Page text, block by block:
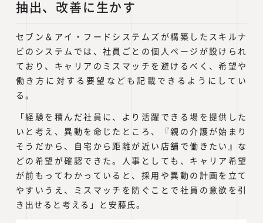
抽出、改善に生かす
セブン＆アイ・フードシステムズが構築したスキルナ
ビのシステムでは、社員ごとの個人ページが設けられ
ており、キャリアのミスマッチを避けるべく、希望や
働き方に対する要望なども記載できるようにしてい
る。
「経験を積んだ社員に、より活躍できる場を提供した
いと考え、異動を命じたところ、『親の介護が始まり
そうだから、自宅から距離が近い店舗で働きたい』な
どの希望が確認できた。人事としても、キャリア希望
が前もってわかっていると、採用や異動の計画を立て
やすいうえ、ミスマッチを防ぐことで社員の意欲を引
き出せると考える」と安藤氏。